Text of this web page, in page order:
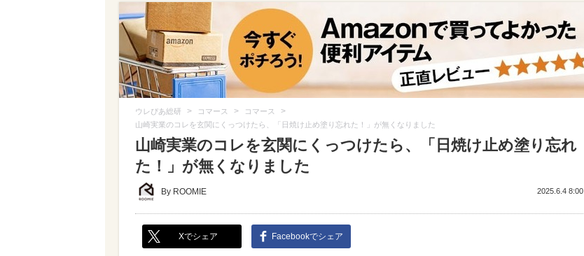
ウレぴあ総研 > コマース > コマース >
山崎実業のコレを玄関にくっつけたら、「日焼け止め塗り忘れた！」が無くなりました
山崎実業のコレを玄関にくっつけたら、「日焼け止め塗り忘れ
た！」が無くなりました
By ROOMIE 2025.6.4 8:00
Xでシェア Facebookでシェア